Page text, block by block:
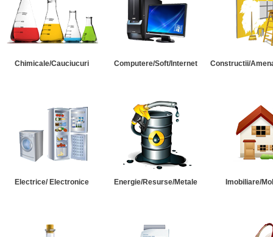
Chimicale/Cauciucuri Computere/Soft/Internet Constructii/
Electrice/ Electronice Energie/Resurse/Metale Imobiliare/